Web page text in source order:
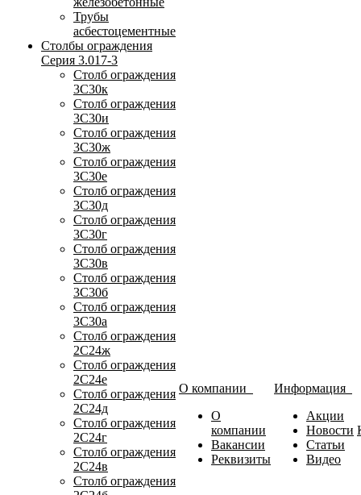
Трубы
асбестоцементные
Столбы ограждения
Серия 3.017-3
Столб ограждения
3С30к
Столб ограждения
3С30и
Столб ограждения
3С30ж
Столб ограждения
3С30е
Столб ограждения
3С30д
Столб ограждения
3С30г
Столб ограждения
3С30в
Столб ограждения
3С30б
Столб ограждения
3С30а
Столб ограждения
2С24ж
Столб ограждения
2С24е
Столб ограждения
2С24д
Столб ограждения
2С24г
Столб ограждения
2С24в
Столб ограждения
О компании
О
компании
Вакансии
Реквизиты
Информация
Акции
Новости
Статьи
Видео